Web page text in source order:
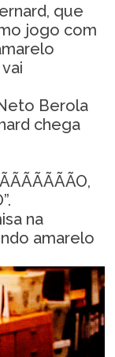
que
jogo com
Berola
chega
na
amarelo